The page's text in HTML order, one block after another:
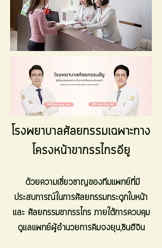
โรงพยาบาลศัลยกรรมเฉพาะทาง
โครงหน้าขากรรไกรอียู
ด้วยความเชี่ยวชาญของทีมแพทย์ที่มี
ประสบการณ์ในการศัลยกรรมกระดูกใบหน้า
และ ศัลยกรรมขากรรไกร ภายใต้การควบคุม
ดูแลแพทย์ผู้อำนวยการคิมจงยุน,ชินฮีจิน